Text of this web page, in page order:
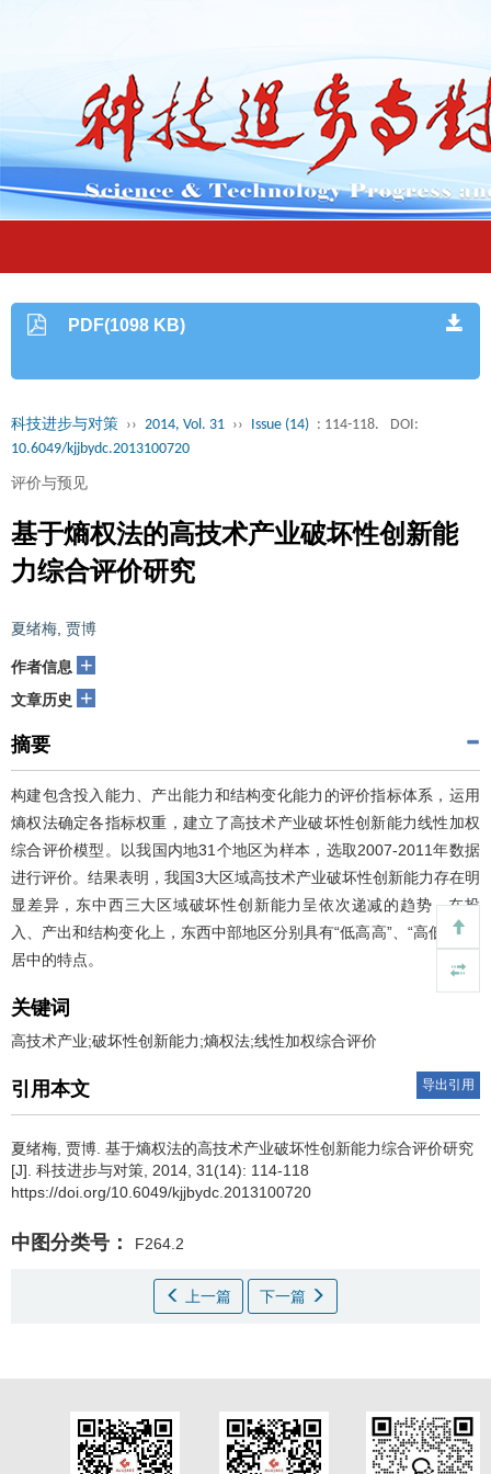
PDF(1098 KB)
科技进步与对策 ›› 2014, Vol. 31 ›› Issue (14) : 114-118.
DOI:
10.6049/kjjbydc.2013100720
评价与预见
基于熵权法的高技术产业破坏性创新能
力综合评价研究
夏绪梅 贾博
作者信息 +
文章历史 +
摘要
构建包含投入能力、产出能力和结构变化能力的评价指标体系，运用
熵权法确定各指标权重，建立了高技术产业破坏性创新能力线性加权
综合评价模型。以我国内地31个地区为样本，选取2007-2011年数据
进行评价。结果表明，我国3大区域高技术产业破坏性创新能力存在明
显差异，东中西三大区域破坏性创新能力呈依次递减的趋势，在投
入、产出和结构变化上，东西中部地区分别具有“低高高”、“高低低”和
居中的特点。
关键词
高技术产业;破坏性创新能力;熵权法;线性加权综合评价
引用本文 导出引用
夏绪梅 贾博 基于熵权法的高技术产业破坏性创新能力综合评价研究
[J]. 科技进步与对策, 2014, 31(14): 114-118
https://doi.org/10.6049/kjjbydc.2013100720
中图分类号： F264.2
上一篇 下一篇